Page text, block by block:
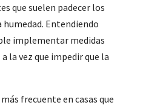
que suelen padecer los
Entendiendo
implementar medidas
la vez que impedir que la
frecuente en casas que